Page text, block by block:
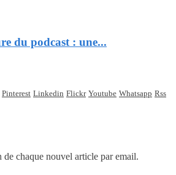
du podcast : une...
Pinterest Linkedin Flickr Youtube Whatsapp Rss
chaque nouvel article par email.